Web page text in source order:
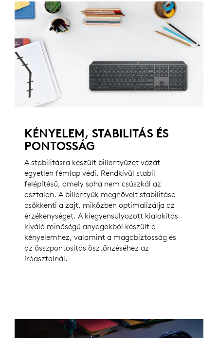
KÉNYELEM, STABILITÁS ÉS
PONTOSSÁG
A stabilitásra készült billentyűzet vázát
egyetlen fémlap védi. Rendkívül stabil
felépítésű, amely soha nem csúszkál az
asztalon. A billentyűk megnövelt stabilitása
csökkenti a zajt, miközben optimalizálja az
érzékenységet. A kiegyensúlyozott kialakítás
kiváló minőségű anyagokból készült a
kényelemhez, valamint a magabiztosság és
az összpontosítás ösztönzéséhez az
íróasztalnál.